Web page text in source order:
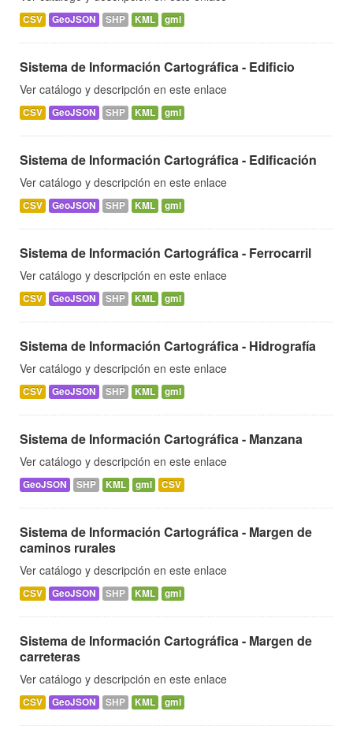
CSV GeoJSON SHP KML gml
Sistema de Información Cartográfica - Edificio
Ver catálogo y descripción en este enlace
CSV GeoJSON SHP KML gml
Sistema de Información Cartográfica - Edificación
Ver catálogo y descripción en este enlace
CSV GeoJSON SHP KML gml
Sistema de Información Cartográfica - Ferrocarril
Ver catálogo y descripción en este enlace
CSV GeoJSON SHP KML gml
Sistema de Información Cartográfica - Hidrografía
Ver catálogo y descripción en este enlace
CSV GeoJSON SHP KML gml
Sistema de Información Cartográfica - Manzana
Ver catálogo y descripción en este enlace
GeoJSON SHP KML gml CSV
Sistema de Información Cartográfica - Margen de
caminos rurales
Ver catálogo y descripción en este enlace
CSV GeoJSON SHP KML gml
Sistema de Información Cartográfica - Margen de
carreteras
Ver catálogo y descripción en este enlace
CSV GeoJSON SHP KML gml